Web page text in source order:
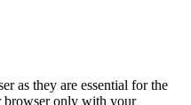
as they are essential for the
browser only with your